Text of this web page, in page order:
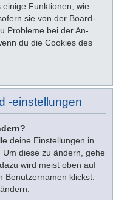
Funktionen, wie
sie von der Board-
Probleme bei der An-
du die Cookies des
-einstellungen
deine Einstellungen in
diese zu ändern, gehe
wird meist oben auf
Benutzernamen klickst.